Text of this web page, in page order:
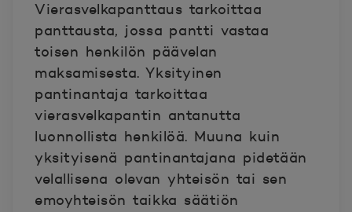
Vierasvelkapanttaus tarkoittaa
panttausta, jossa pantti vastaa
toisen henkilön päävelan
maksamisesta. Yksityinen
pantinantaja tarkoittaa
vierasvelkapantin antanutta
luonnollista henkilöä. Muuna kuin
yksityisenä pantinantajana pidetään
velallisena olevan yhteisön tai sen
emoyhteisön taikka säätiön